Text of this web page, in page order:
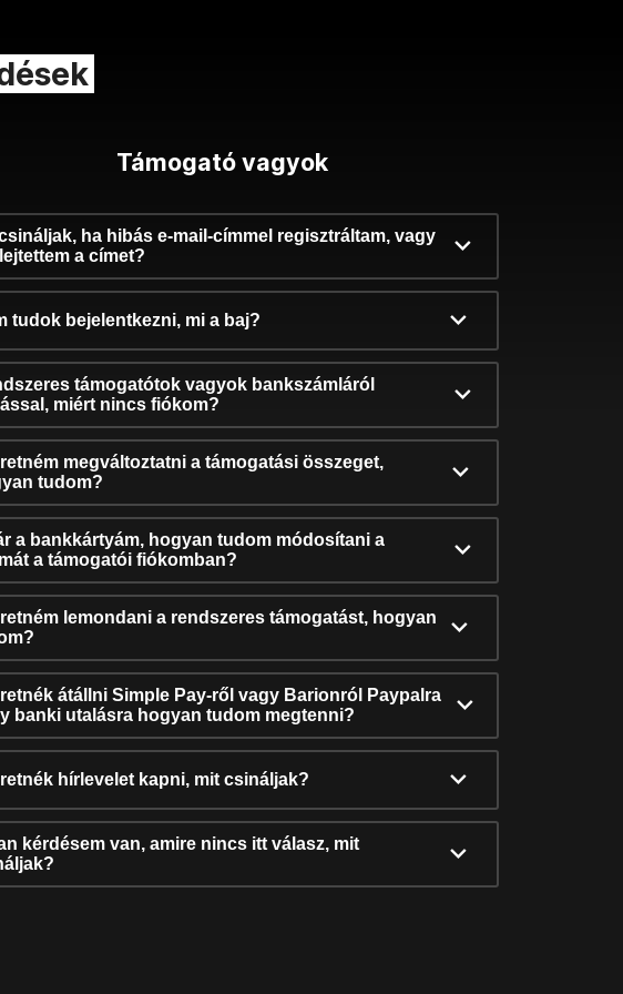
Támogató vagyok
ha hibás e-mail-címmel regisztráltam, vagy
a címet?
tudok bejelentkezni, mi a baj?
támogatótok vagyok bankszámláról
miért nincs fiókom?
megváltoztatni a támogatási összeget,
tudom?
a bankkártyám, hogyan tudom módosítani a
a támogatói fiókomban?
lemondani a rendszeres támogatást, hogyan
átállni Simple Pay-ről vagy Barionról Paypalra
banki utalásra hogyan tudom megtenni?
hírlevelet kapni, mit csináljak?
kérdésem van, amire nincs itt válasz, mit